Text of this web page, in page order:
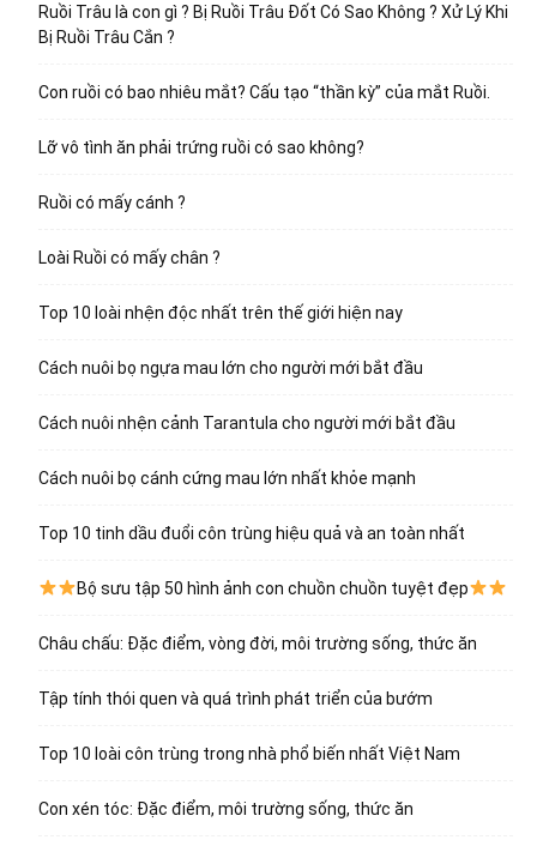
Ruồi Trâu là con gì ? Bị Ruồi Trâu Đốt Có Sao Không ? Xử Lý Khi
Bị Ruồi Trâu Cắn ?
Con ruồi có bao nhiêu mắt? Cấu tạo “thần kỳ” của mắt Ruồi.
Lỡ vô tình ăn phải trứng ruồi có sao không?
Ruồi có mấy cánh ?
Loài Ruồi có mấy chân ?
Top 10 loài nhện độc nhất trên thế giới hiện nay
Cách nuôi bọ ngựa mau lớn cho người mới bắt đầu
Cách nuôi nhện cảnh Tarantula cho người mới bắt đầu
Cách nuôi bọ cánh cứng mau lớn nhất khỏe mạnh
Top 10 tinh dầu đuổi côn trùng hiệu quả và an toàn nhất
Bộ sưu tập 50 hình ảnh con chuồn chuồn tuyệt đẹp
Châu chấu: Đặc điểm, vòng đời, môi trường sống, thức ăn
Tập tính thói quen và quá trình phát triển của bướm
Top 10 loài côn trùng trong nhà phổ biến nhất Việt Nam
Con xén tóc: Đặc điểm, môi trường sống, thức ăn